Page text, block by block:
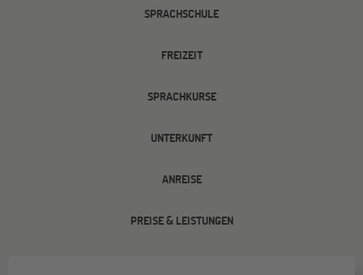
SPRACHSCHULE
FREIZEIT
SPRACHKURSE
UNTERKUNFT
ANREISE
PREISE & LEISTUNGEN